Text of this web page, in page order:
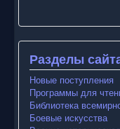
Разделы
Новые поступления
Программы для
Библиотека
Боевые искусства